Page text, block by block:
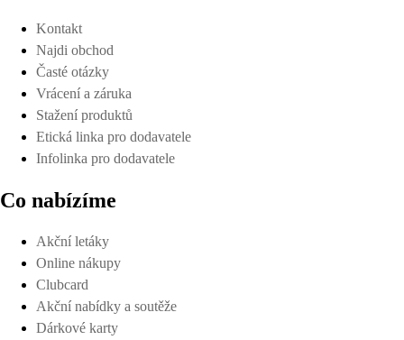
Kontakt
Najdi obchod
Časté otázky
Vrácení a záruka
Stažení produktů
Etická linka pro dodavatele
Infolinka pro dodavatele
Co nabízíme
Akční letáky
Online nákupy
Clubcard
Akční nabídky a soutěže
Dárkové karty